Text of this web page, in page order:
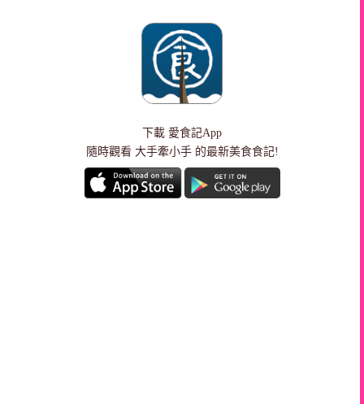
下載 愛食記App
隨時觀看 大手牽小手 的最新美食食記!